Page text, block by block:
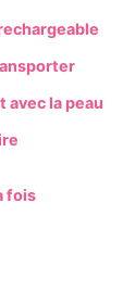
avec la peau
fois